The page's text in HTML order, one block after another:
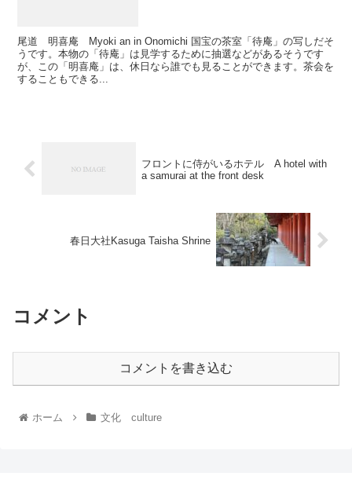
尾道 明喜庵 Myoki an in Onomichi 国宝の茶室「待庵」の写しだそ
うです。本物の「待庵」は見学するために抽選などがあるそうです
が、この「明喜庵」は、休日なら誰でも見ることができます。茶会を
することもできる...
フロントに侍がいるホテル A hotel with
a samurai at the front desk
春日大社Kasuga Taisha Shrine
コメント
コメントを書き込む
ホーム 文化 culture